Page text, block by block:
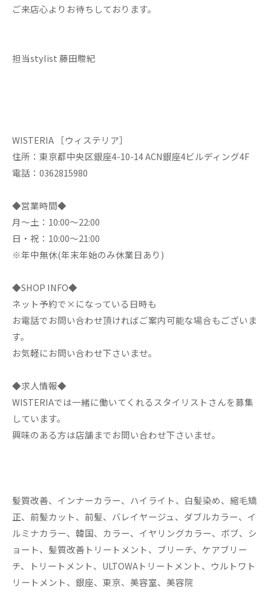
ご来店心よりお待ちしております。
担当stylist 藤田駿紀
WISTERIA ［ウィステリア］
住所：東京都中央区銀座4-10-14 ACN銀座4ビルディング4F
電話：0362815980
◆営業時間◆
月～土：10:00～22:00
日・祝：10:00～21:00
※年中無休(年末年始のみ休業日あり)
◆SHOP INFO◆
ネット予約で×になっている日時も
お電話でお問い合わせ頂ければご案内可能な場合もございま
す。
お気軽にお問い合わせ下さいませ。
◆求人情報◆
WISTERIAでは一緒に働いてくれるスタイリストさんを募集
しています。
興味のある方は店舗までお問い合わせ下さいませ。
髪質改善、インナーカラー、ハイライト、白髪染め、縮毛矯
正、前髪カット、前髪、バレイヤージュ、ダブルカラー、イ
ルミナカラー、韓国、カラー、イヤリングカラー、ボブ、シ
ョート、髪質改善トリートメント、ブリーチ、ケアブリー
チ、トリートメント、ULTOWAトリートメント、ウルトワト
リートメント、銀座、東京、美容室、美容院